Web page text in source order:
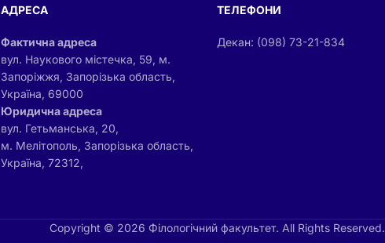
АДРЕСА
Фактична адреса
вул. Наукового містечка, 59, м.
Запоріжжя, Запорізька область,
Україна, 69000
Юридична адреса
вул. Гетьманська, 20,
м. Мелітополь, Запорізька область,
Україна, 72312,
ТЕЛЕФОНИ
Декан: (098) 73-21-834
Copyright © 2026 Філологічний факультет. All Rights Reserved.